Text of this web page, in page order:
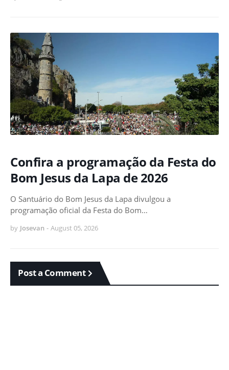
Confira a programação da Festa do
Bom Jesus da Lapa de 2026
O Santuário do Bom Jesus da Lapa divulgou a
programação oficial da Festa do Bom…
by Josevan - August 05, 2026
Post a Comment